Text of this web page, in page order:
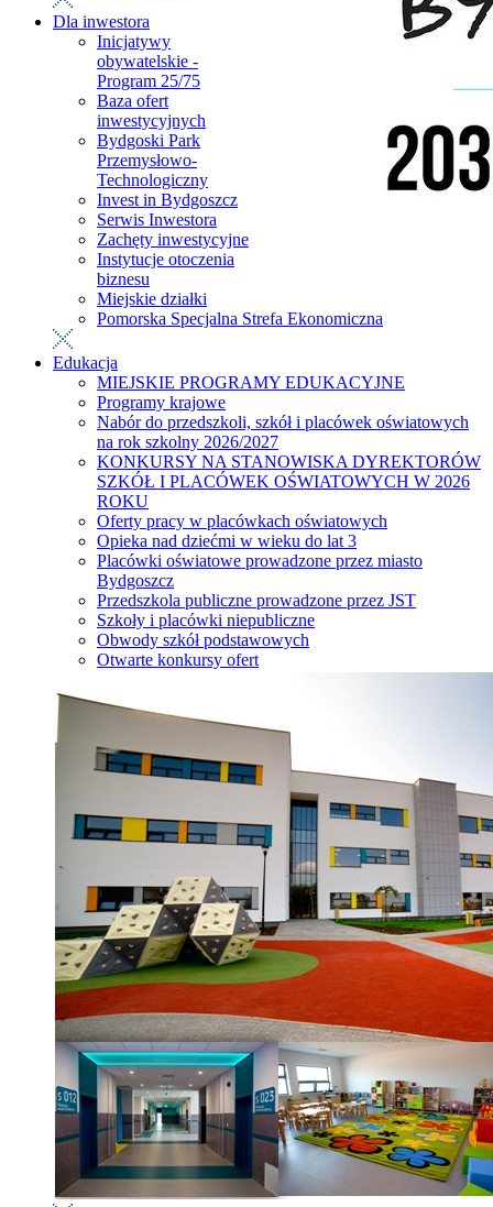
Dla inwestora
Inicjatywy
obywatelskie -
Program 25/75
Baza ofert
inwestycyjnych
Bydgoski Park
Przemysłowo-
Technologiczny
Invest in Bydgoszcz
Serwis Inwestora
Zachęty inwestycyjne
Instytucje otoczenia
biznesu
Miejskie działki
Pomorska Specjalna Strefa Ekonomiczna
Edukacja
MIEJSKIE PROGRAMY EDUKACYJNE
Programy krajowe
Nabór do przedszkoli, szkół i placówek oświatowych
na rok szkolny 2026/2027
KONKURSY NA STANOWISKA DYREKTORÓW
SZKÓŁ I PLACÓWEK OŚWIATOWYCH W 2026
ROKU
Oferty pracy w placówkach oświatowych
Opieka nad dziećmi w wieku do lat 3
Placówki oświatowe prowadzone przez miasto
Bydgoszcz
Przedszkola publiczne prowadzone przez JST
Szkoły i placówki niepubliczne
Obwody szkół podstawowych
Otwarte konkursy ofert